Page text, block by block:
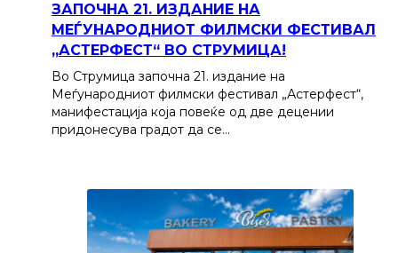
ЗАПОЧНА 21. ИЗДАНИЕ НА
МЕЃУНАРОДНИОТ ФИЛМСКИ ФЕСТИВАЛ
„АСТЕРФЕСТ“ ВО СТРУМИЦА!
Во Струмица започна 21. издание на
Меѓународниот филмски фестивал „Астерфест“,
манифестација која повеќе од две децении
придонесува градот да се…